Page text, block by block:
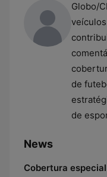
Globo/
de
de
News
Cobertura